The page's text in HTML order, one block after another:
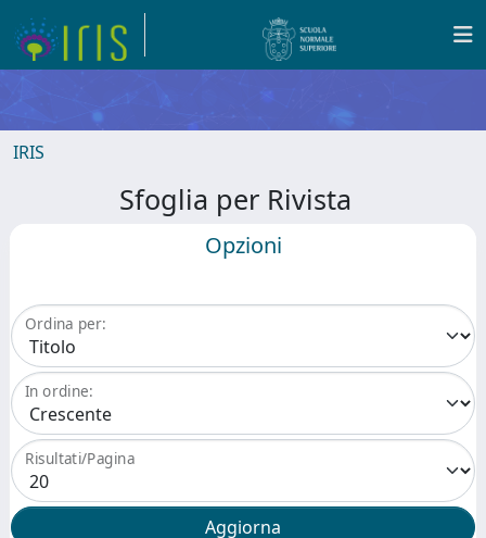
IRIS
Sfoglia per Rivista
Opzioni
Ordina per:
In ordine:
Risultati/Pagina